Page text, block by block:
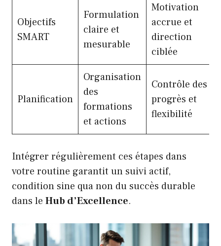
Objectifs
SMART
Formulation
claire et
mesurable
Motivation
accrue et
direction
ciblée
Planification
Organisation
des
formations
et actions
Contrôle des
progrès et
flexibilité
Intégrer régulièrement ces étapes dans
votre routine garantit un suivi actif,
condition sine qua non du succès durable
dans le Hub d’Excellence.